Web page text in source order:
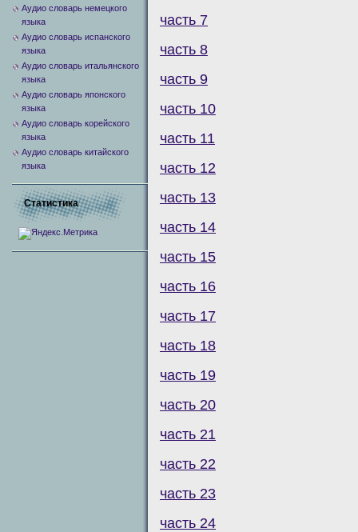
часть 7
часть 8
часть 9
часть 10
часть 11
часть 12
часть 13
часть 14
часть 15
часть 16
часть 17
часть 18
часть 19
часть 20
часть 21
часть 22
часть 23
часть 24
Аудио словарь немецкого
языка
Аудио словарь испанского
языка
Аудио словарь итальянского
языка
Аудио словарь японского
языка
Аудио словарь корейского
языка
Аудио словарь китайского
языка
Статистика